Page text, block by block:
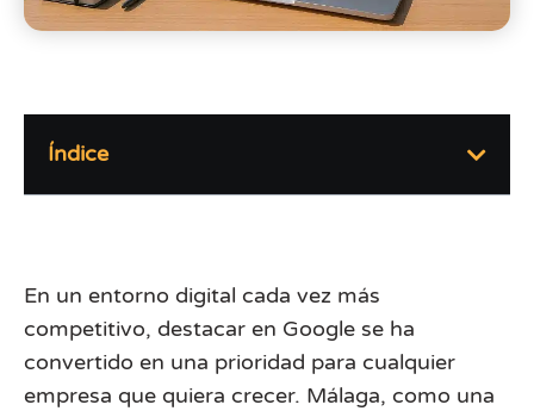
Índice
En un entorno digital cada vez más
competitivo, destacar en Google se ha
convertido en una prioridad para cualquier
empresa que quiera crecer. Málaga, como una